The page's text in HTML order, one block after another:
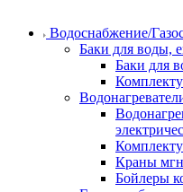
Водоснабжение/
Баки для воды,
Баки для
Краны
Бойлеры